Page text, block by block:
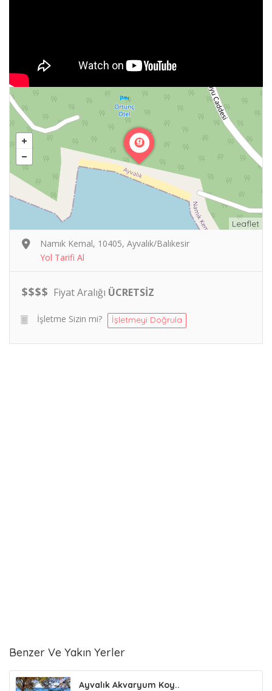
Leaflet
Namık Kemal, 10405, Ayvalık/Balıkesir
Yol Tarifi Al
$$$$ Fiyat Aralığı ÜCRETSİZ
İşletme Sizin mi? İşletmeyi Doğrula
Benzer Ve Yakın Yerler
Ayvalık Akvaryum Koy..